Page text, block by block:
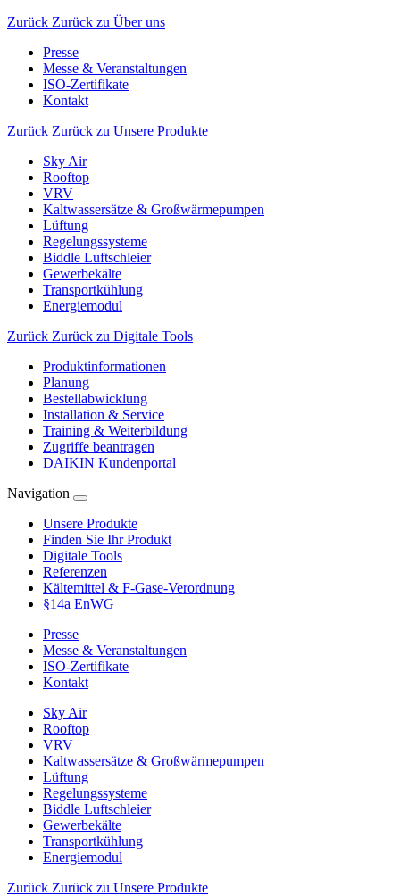
Zurück Zurück zu Über uns
Presse
Messe & Veranstaltungen
ISO-Zertifikate
Kontakt
Zurück Zurück zu Unsere Produkte
Sky Air
Rooftop
VRV
Kaltwassersätze & Großwärmepumpen
Lüftung
Regelungssysteme
Biddle Luftschleier
Gewerbekälte
Transportkühlung
Energiemodul
Zurück Zurück zu Digitale Tools
Produktinformationen
Planung
Bestellabwicklung
Installation & Service
Training & Weiterbildung
Zugriffe beantragen
DAIKIN Kundenportal
Navigation
Unsere Produkte
Finden Sie Ihr Produkt
Digitale Tools
Referenzen
Kältemittel & F-Gase-Verordnung
§14a EnWG
Presse
Messe & Veranstaltungen
ISO-Zertifikate
Kontakt
Sky Air
Rooftop
VRV
Kaltwassersätze & Großwärmepumpen
Lüftung
Regelungssysteme
Biddle Luftschleier
Gewerbekälte
Transportkühlung
Energiemodul
Zurück Zurück zu Unsere Produkte